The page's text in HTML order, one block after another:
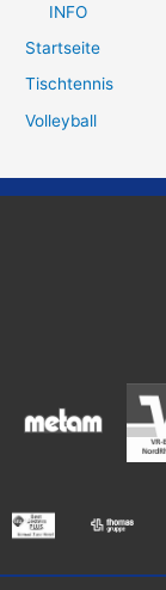
INFO
Startseite
Tischtennis
Volleyball